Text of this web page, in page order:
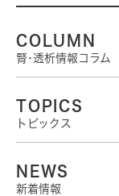
COLUMN
腎･透析情報コラム
TOPICS
トピックス
NEWS
新着情報